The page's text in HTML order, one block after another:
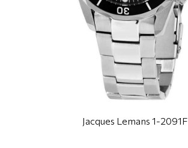
Jacques Lemans 1-2091F